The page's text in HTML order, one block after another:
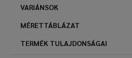
VARIÁNSOK
MÉRETTÁBLÁZAT
TERMÉK TULAJDONSÁGAI